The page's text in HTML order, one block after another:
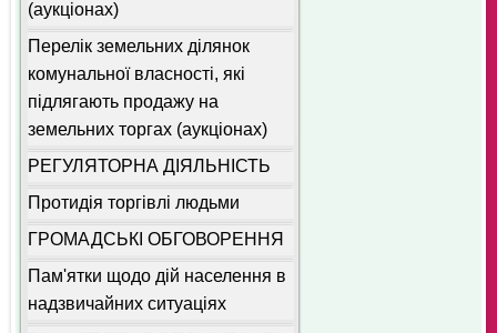
(аукціонах)
Перелік земельних ділянок
комунальної власності, які
підлягають продажу на
земельних торгах (аукціонах)
РЕГУЛЯТОРНА ДІЯЛЬНІСТЬ
Протидія торгівлі людьми
ГРОМАДСЬКІ ОБГОВОРЕННЯ
Пам'ятки щодо дій населення в
надзвичайних ситуаціях